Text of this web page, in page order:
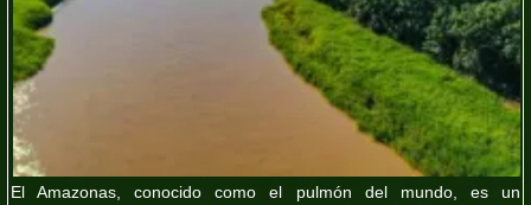
El Amazonas, conocido como el pulmón del mundo, es un